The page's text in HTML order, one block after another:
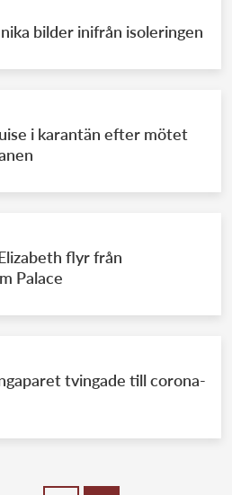
bilder inifrån isoleringen
i karantän efter mötet
flyr från
Palace
tvingade till corona-